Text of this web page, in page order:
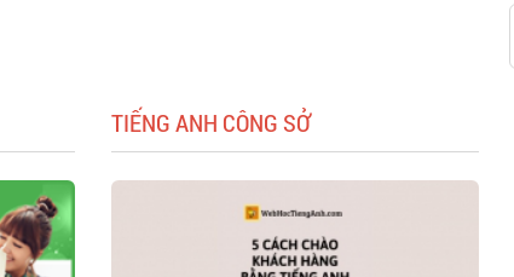
TIẾNG ANH CÔNG SỞ